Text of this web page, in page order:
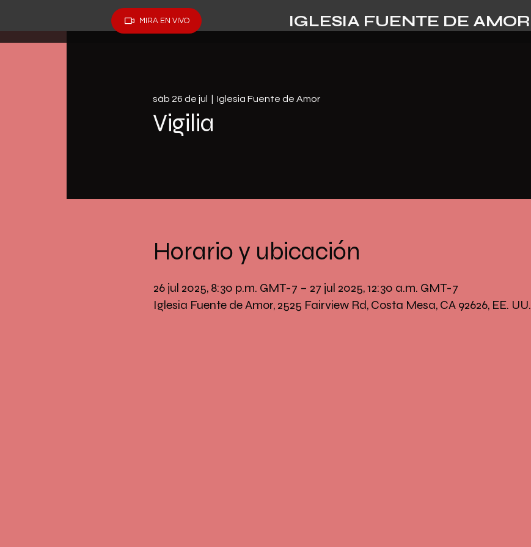
MIRA EN VIVO IGLESIA FUENTE DE AMOR
sáb 26 de jul Iglesia Fuente de Amor
Vigilia
Horario y ubicación
26 jul 2025, 8:30 p.m. GMT-7 – 27 jul 2025, 12:30 a.m. GMT-7
Iglesia Fuente de Amor, 2525 Fairview Rd, Costa Mesa, CA 92626, EE. UU.